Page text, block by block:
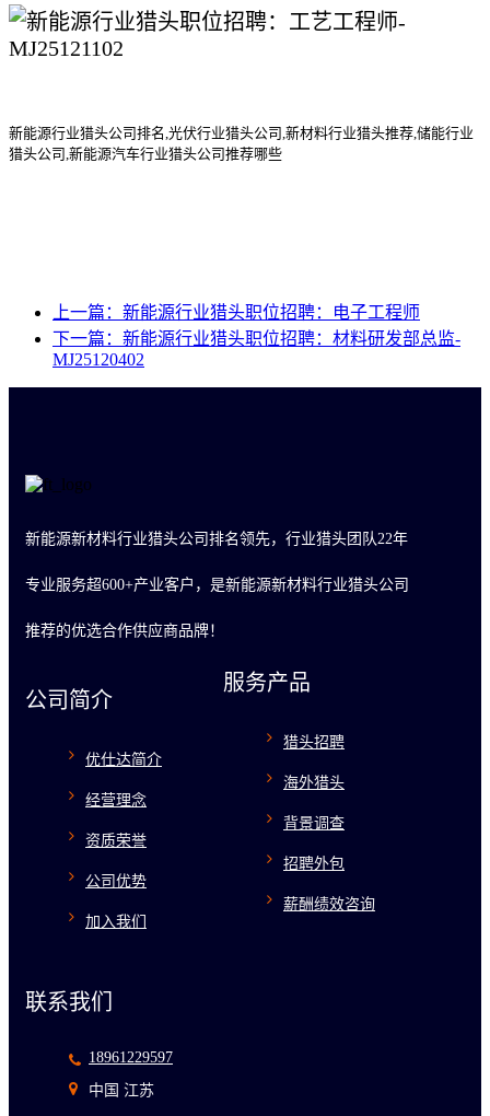
新能源行业猎头公司排名 ,光伏行业猎头公司,新材料行业猎头推荐 ,储能行业
猎头公司 ,新能源汽车行业猎头公司推荐哪些
上一篇：新能源行业猎头职位招聘：电子工程师
下一篇：新能源行业猎头职位招聘：材料研发部总监-
MJ25120402
新能源新材料行业猎头公司排名领先，行业猎头团队22年
专业服务超600+产业客户，是新能源新材料行业猎头公司
推荐的优选合作供应商品牌！
公司简介
优仕达简介
经营理念
资质荣誉
公司优势
加入我们
服务产品
猎头招聘
海外猎头
背景调查
招聘外包
薪酬绩效咨询
联系我们
18961229597
中国 江苏